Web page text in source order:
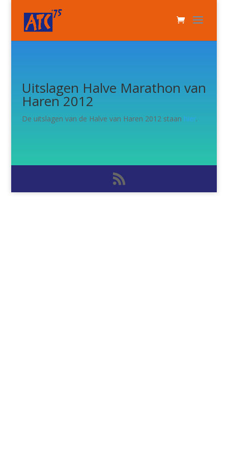
Uitslagen Halve Marathon van
Haren 2012
De uitslagen van de Halve van Haren 2012 staan hier.